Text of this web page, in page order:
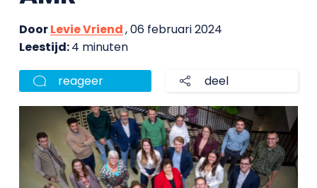
DoorLevie Vriend, 06 februari 2024
Leestijd:4 minuten
reageer deel